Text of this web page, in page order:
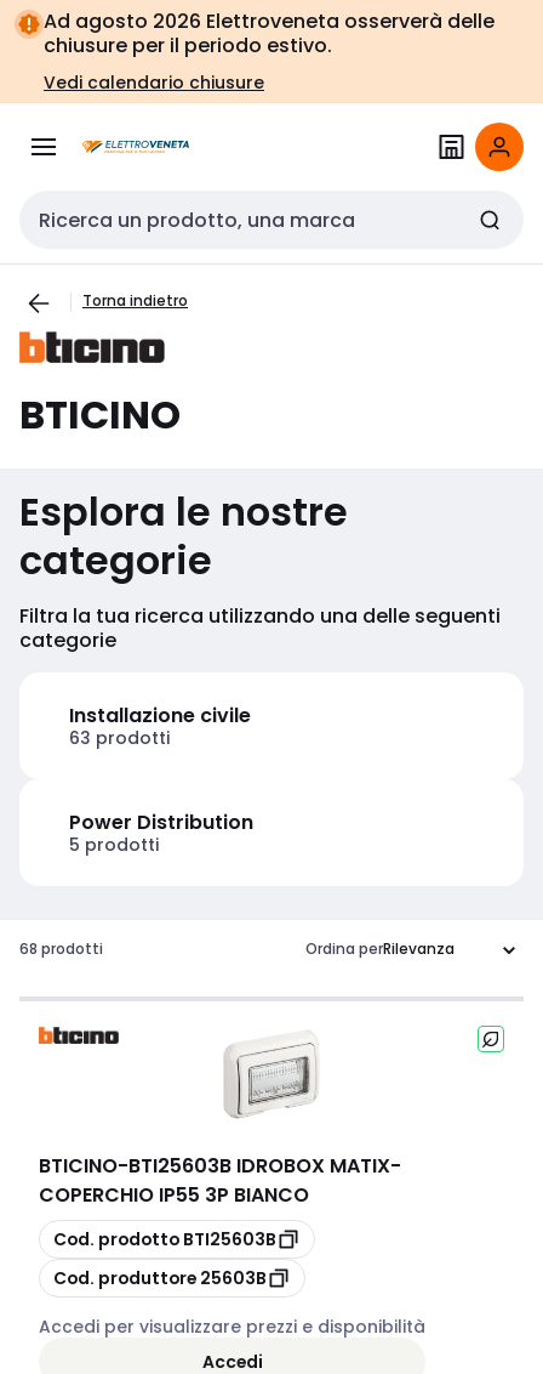
Vai alla
navigazione
Vai
alla
pagina
Ad agosto 2026 Elettroveneta osserverà delle
chiusure per il periodo estivo.
Vedi calendario chiusure
Cerca input
Torna indietro
BTICINO
Esplora le nostre
categorie
Filtra la tua ricerca utilizzando una delle seguenti
categorie
Installazione civile
63 prodotti
Power Distribution
5 prodotti
68 prodotti Ordina per
BTICINO-BTI25603B IDROBOX MATIX-
COPERCHIO IP55 3P BIANCO
copia
Cod. prodotto BTI25603B
copia
Cod. produttore 25603B
Accedi per visualizzare prezzi e disponibilità
Accedi